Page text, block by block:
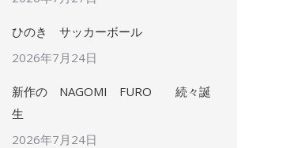
ひのき サッカーボール
2026年7月24日
新作の NAGOMI FURO 続々誕
生
2026年7月24日